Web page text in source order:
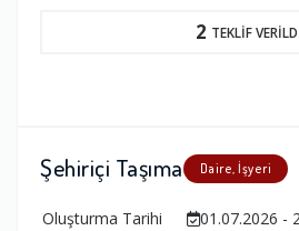
2 TEKLİF
Şehiriçi Taşıma Daire, İşyeri
Oluşturma Tarihi
01.07.2026 -